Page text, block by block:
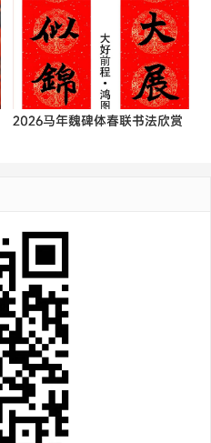
2026马年魏碑体春联书法欣赏